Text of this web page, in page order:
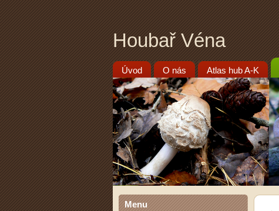
Houbař Véna
Úvod O nás Atlas hub A-K
Menu